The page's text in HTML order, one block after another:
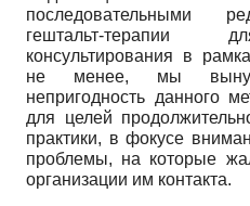
последовательными
гештальт-терапии
консультирования в
не менее, мы
непригодность данного
для целей
практики, в фокусе
проблемы, на которые
организации им контакта.